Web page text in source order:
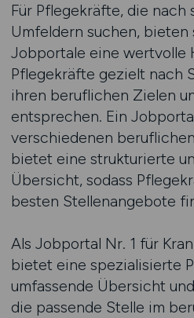
Für Pflegekräfte, die
Umfeldern suchen,
Jobportale eine wertvolle
Pflegekräfte gezielt nach
ihren beruflichen Zielen
entsprechen. Ein
verschiedenen
bietet eine strukturierte
Übersicht, sodass
besten Stellenangebote
Als Jobportal Nr. 1 für
bietet eine spezialisierte
umfassende Übersicht
die passende Stelle im